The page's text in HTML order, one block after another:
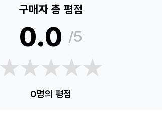
구매자 총 평점
0.0 /5
★★★★★
★★★★★
0명의 평점